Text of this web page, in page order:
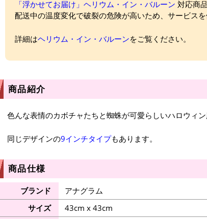
「浮かせてお届け」ヘリウム・イン・バルーン 対応商
配送中の温度変化で破裂の危険が高いため、サービスを
詳細はヘリウム・イン・バルーンをご覧ください。
商品紹介
色んな表情のカボチャたちと蜘蛛が可愛らしいハロウィン
同じデザインの9インチタイプもあります。
商品仕様
ブランド
アナグラム
サイズ
43cm x 43cm